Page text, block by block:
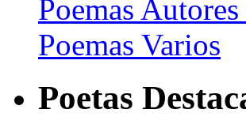
Poemas
Poemas Varios
Poetas